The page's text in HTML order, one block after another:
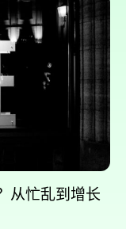
从忙乱到增长